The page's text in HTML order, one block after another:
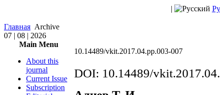
|
Главная Archive
07 | 08 | 2026
Main Menu
About this
journal
Current Issue
Subscription
10.14489/vkit.2017.04.pp.003-007
DOI: 10.14489/